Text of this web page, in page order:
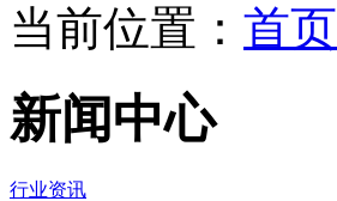
当前位置： 首页
新闻中心
行业资讯